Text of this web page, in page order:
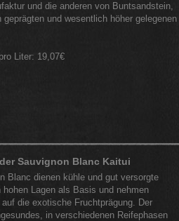
und die anderen von Buntsandstein,
geprägten und wesentlich höher gelegenen
Liter: 19,07€
Sauvignon Blanc Kaitui
Blanc dienen kühle und gut versorgte
hohen Lagen als Basis und nehmen
die exotische Fruchtprägung. Der
in verschiedenen Reifephasen